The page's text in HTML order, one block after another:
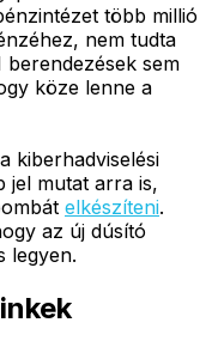
több millió
nem tudta
sem
köze lenne a
kiberhadviselési
jel mutat arra is,
elkészíteni.
az új dúsító
legyen.